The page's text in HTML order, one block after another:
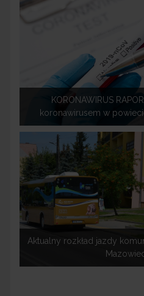
KORONAWIRUS
koronawirusem w
Aktualny rozkład jazdy